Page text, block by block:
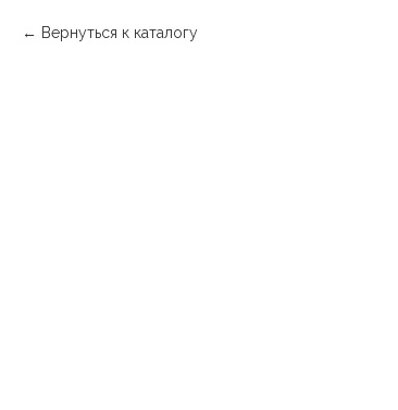
Вернуться к каталогу